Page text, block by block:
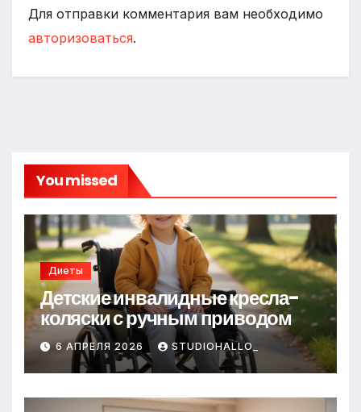
Для отправки комментария вам необходимо
авторизоваться.
You missed
Диеты
Детские инвалидные кресла-
коляски с ручным приводом
6 АПРЕЛЯ 2026 STUDIOHALLO_